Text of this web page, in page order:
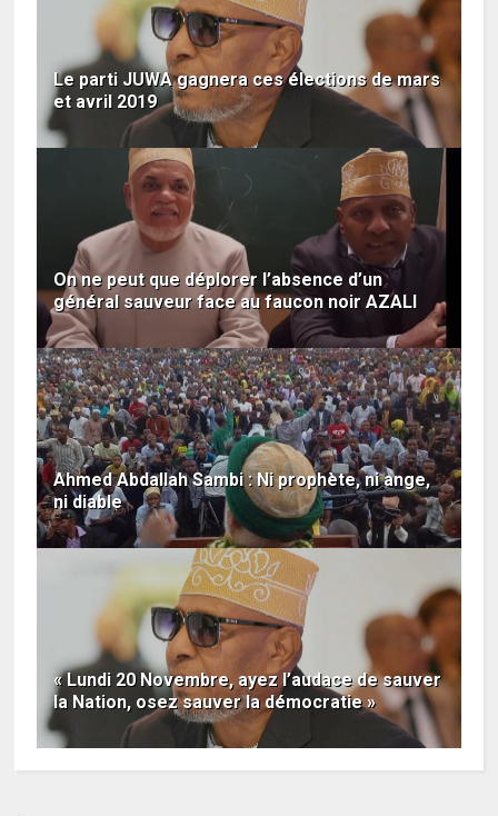
Le parti JUWA gagnera ces élections de mars
et avril 2019
On ne peut que déplorer l’absence d’un
général sauveur face au faucon noir AZALI
Ahmed Abdallah Sambi : Ni prophète, ni ange,
ni diable
« Lundi 20 Novembre, ayez l’audace de sauver
la Nation, osez sauver la démocratie »